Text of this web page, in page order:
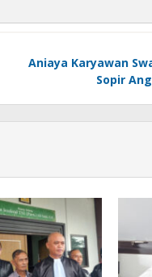
Aniaya Karyawan
Sopir